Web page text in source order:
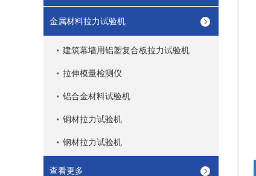
金属材料拉力试验机
建筑幕墙用铝塑复合板拉力试验机
拉伸模量检测仪
铝合金材料试验机
铜材拉力试验机
钢材拉力试验机
查看更多